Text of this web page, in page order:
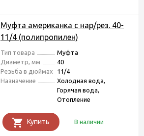
Муфта американка с нар/рез. 40-
11/4 (полипропилен)
Тип товара
Муфта
Диаметр, мм
40
Резьба в дюймах
11/4
Назначение
Холодная вода,
Горячая вода,
Отопление
Купить В наличии